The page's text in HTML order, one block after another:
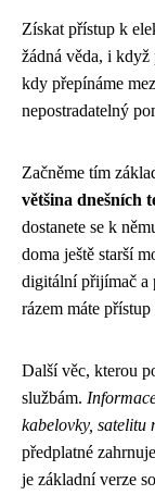
Získat přístup k
žádná věda, i
kdy přepínáme
nepostradatelný
Začněme tím
většina dnešních
dostanete se k
doma ještě starší
digitální přijímač a
rázem máte
Další věc, kterou
službám.
kabelovky, satelitu
předplatné
je základní verze